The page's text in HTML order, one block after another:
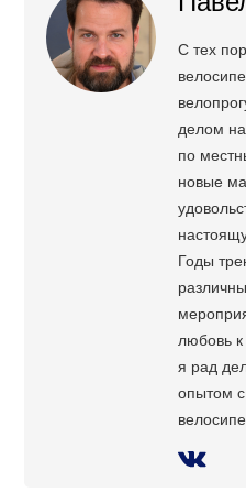
С тех
делом
по
новые
Годы
любовь
я рад
опытом